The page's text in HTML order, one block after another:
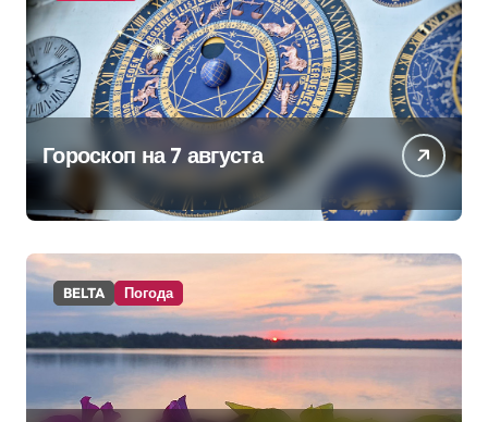
Гороскоп на 7 августа
BELTA Погода